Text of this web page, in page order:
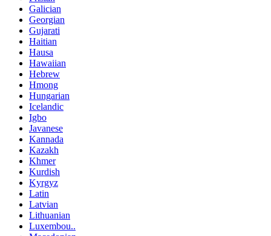
Galician
Georgian
Gujarati
Haitian
Hausa
Hawaiian
Hebrew
Hmong
Hungarian
Icelandic
Igbo
Javanese
Kannada
Kazakh
Khmer
Kurdish
Kyrgyz
Latin
Latvian
Lithuanian
Luxembou..